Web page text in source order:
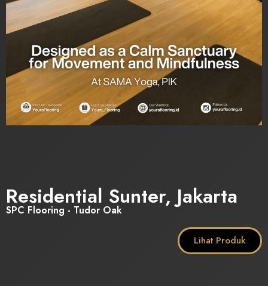
Residential Sunter, Jakarta
SPC Flooring - Tudor Oak
Lihat Produk